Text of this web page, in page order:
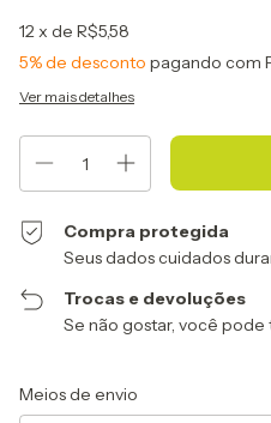
12x de R$5,58
5% de desconto pagando com
Ver mais detalhes
Compra protegida
Seus dados cuidados
Trocas e devoluções
Se não gostar, você
Entregas para o CEP:
Meios de envio